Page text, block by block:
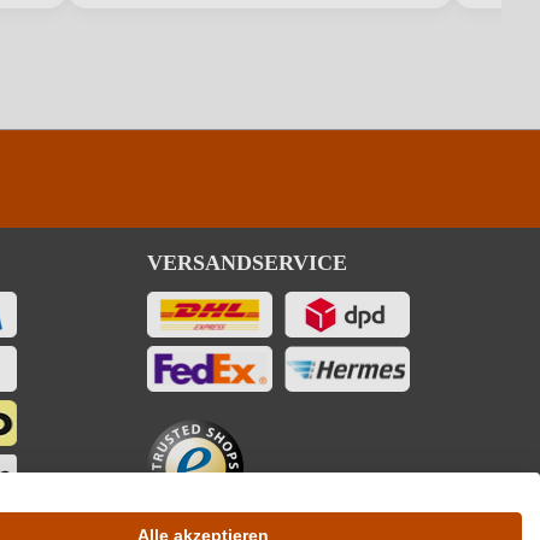
Rosé
15 g
VERSANDSERVICE
Alle akzeptieren